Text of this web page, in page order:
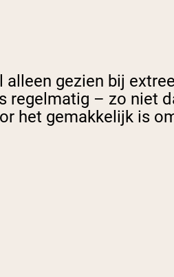
gezien bij
regelmatig – zo niet
het gemakkelijk is